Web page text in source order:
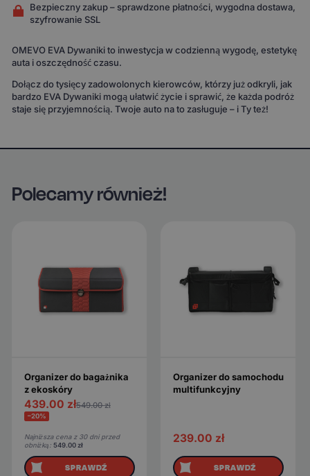
Bezpieczny zakup – sprawdzone płatności, wygodna dostawa,
szyfrowanie SSL
OMEVO EVA Dywaniki to inwestycja w codzienną wygodę, estetykę
auta i oszczędność czasu.
Dołącz do tysięcy zadowolonych kierowców, którzy już odkryli, jak
bardzo EVA Dywaniki mogą ułatwić życie i sprawić, że każda podróż
staje się przyjemnością. Twoje auto na to zasługuje – i Ty też!
Polecamy również!
Organizer do bagażnika
z ekoskóry
439.00 zł549.00zł
−20%
Najniższa cena z 30 dni przed
obniżką: 549.00zł
SPRAWDŹ
Organizer do samochodu
multifunkcyjny
239.00 zł
SPRAWDŹ